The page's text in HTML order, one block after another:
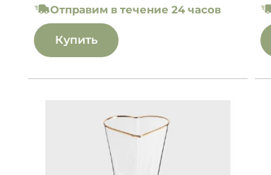
Отправим в течение 24 часов
Купить